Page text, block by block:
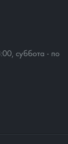
суббота - по